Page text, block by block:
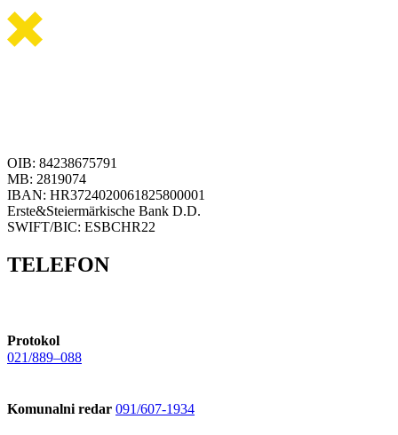
OIB: 84238675791
MB: 2819074
IBAN: HR3724020061825800001
Erste&Steiermärkische Bank D.D.
SWIFT/BIC: ESBCHR22
TELEFON
Protokol
021/889–088
Komunalni redar 091/607-1934